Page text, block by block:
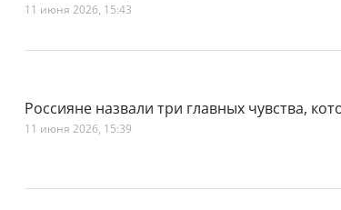
11 июня 2026, 15:43
Россияне назвали три главных чувства,
11 июня 2026, 15:39